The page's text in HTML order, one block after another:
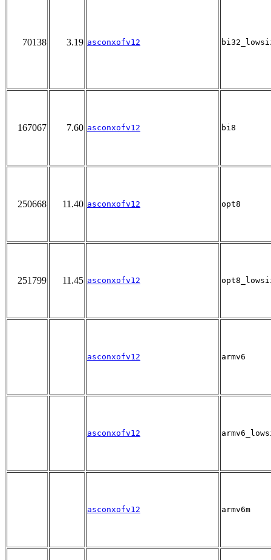
70138 3.19 asconxofv12
167067 7.60 asconxofv12 bi8
250668 11.40 asconxofv12 opt8
251799 11.45 asconxofv12
asconxofv12 armv6
asconxofv12
asconxofv12 armv6m